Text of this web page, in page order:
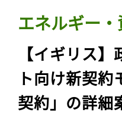
エネルギー
【イギリス
ト向け新契
契約」の詳細